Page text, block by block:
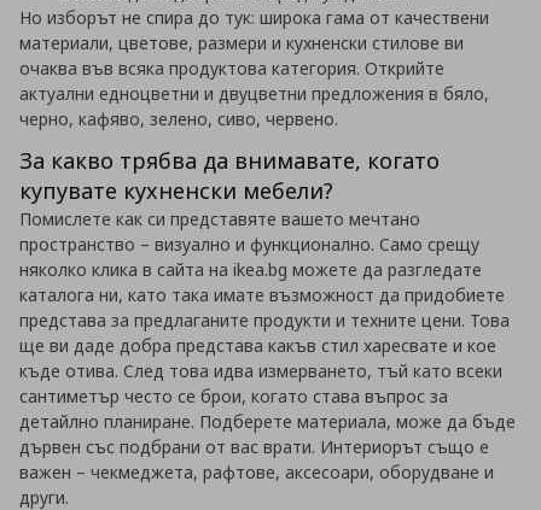
Но изборът не спира до тук: широка гама от качествени
материали, цветове, размери и кухненски стилове ви
очаква във всяка продуктова категория. Открийте
актуални едноцветни и двуцветни предложения в бяло,
черно, кафяво, зелено, сиво, червено.
За какво трябва да внимавате, когато
купувате кухненски мебели?
Помислете как си представяте вашето мечтано
пространство – визуално и функционално. Само срещу
няколко клика в сайта на ikea.bg можете да разгледате
каталога ни, като така имате възможност да придобиете
представа за предлаганите продукти и техните цени. Това
ще ви даде добра представа какъв стил харесвате и кое
къде отива. След това идва измерването, тъй като всеки
сантиметър често се брои, когато става въпрос за
детайлно планиране. Подберете материала, може да бъде
дървен със подбрани от вас врати. Интериорът също е
важен – чекмеджета, рафтове, аксесоари, оборудване и
други.